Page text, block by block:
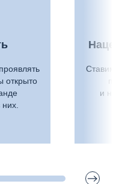
открыто
Ставим
и